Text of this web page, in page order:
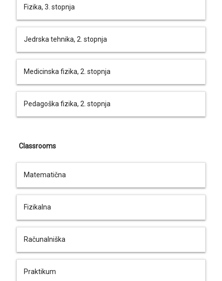
Fizika, 3. stopnja
Jedrska tehnika, 2. stopnja
Medicinska fizika, 2. stopnja
Pedagoška fizika, 2. stopnja
Classrooms
Matematična
Fizikalna
Računalniška
Praktikum